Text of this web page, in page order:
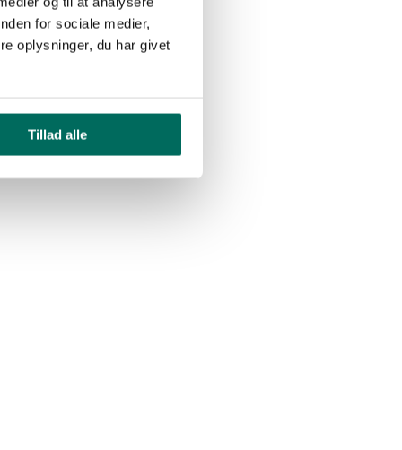
for sociale medier,
oplysninger, du har givet
Tillad alle